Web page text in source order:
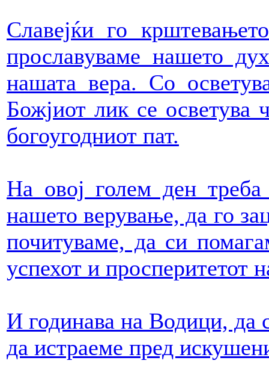
Славејќи го
прославуваме нашето
нашата вера. Со
Божјиот лик се осветува
богоугодниот пат.
На овој голем ден
нашето верување, да го
почитуваме, да си
успехот и просперитетот
И годинава на Водици, да
да истраеме пред